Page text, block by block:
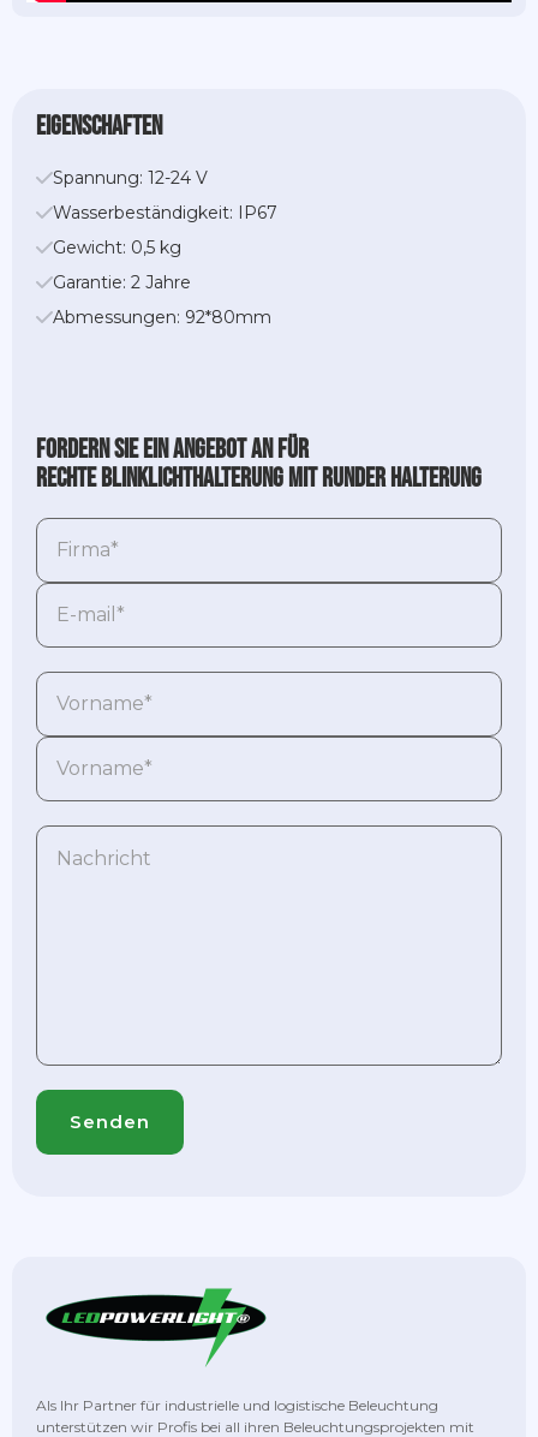
Eigenschaften
Spannung: 12-24 V
Wasserbeständigkeit: IP67
Gewicht: 0,5 kg
Garantie: 2 Jahre
Abmessungen: 92*80mm
Fordern Sie ein Angebot an für
Rechte Blinklichthalterung mit runder Halterung
Als Ihr Partner für industrielle und logistische Beleuchtung
unterstützen wir Profis bei all ihren Beleuchtungsprojekten mit